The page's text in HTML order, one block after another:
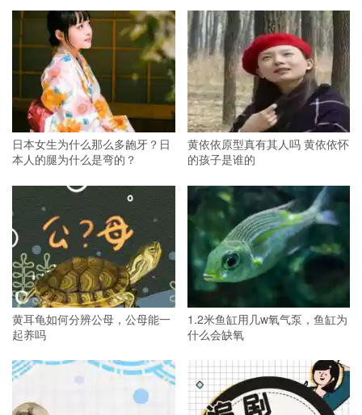
日本女生为什么那么多龅牙？日
本人的腿为什么是弯的？
黄依依原型真有其人吗 黄依依怀
的孩子是谁的
黄耳龟如何分辨公母，公母能一
起养吗
1.2米鱼缸用几w氧气泵，鱼缸为
什么会缺氧